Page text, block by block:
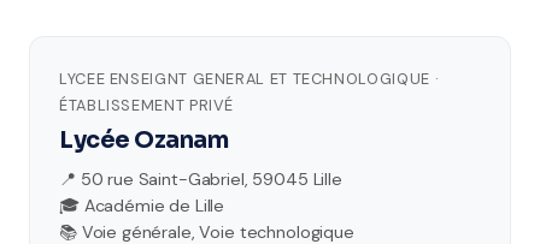
LYCEE ENSEIGNT GENERAL ET TECHNOLOGIQUE ·
ÉTABLISSEMENT PRIVÉ
Lycée Ozanam
📍 50 rue Saint-Gabriel, 59045 Lille
🎓 Académie de Lille
📚 Voie générale, Voie technologique